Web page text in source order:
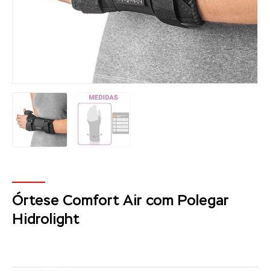
Órtese Comfort Air com Polegar
Hidrolight